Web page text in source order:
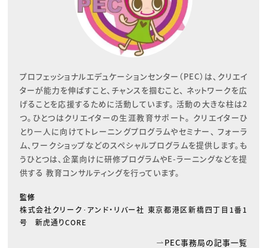
プロフェッショナルエデュケーションセンター（PEC）は、クリエイ
ターが能力を伸ばすこと、チャンスを掴むこと、 ネットワークを広
げることを応援するために活動しています。 活動の大きな柱は2
つ。ひとつはクリエイターの生涯教育サポート。 クリエイターひ
とり一人に向けてトレーニングプログラムやセミナー、 フォーラ
ム、ワークショップなどのスペシャルプログラムを提供します。も
うひとつは、企業向けに研修プログラムやE-ラーニングなどを提
供する 教育コンサルティングを行っています。
監修
株式会社クリーク･アンド・リバー社 東京都港区新橋四丁目1番1
号 新虎通りCORE
PEC事務局の記事一覧